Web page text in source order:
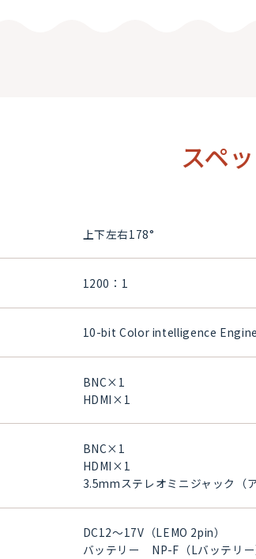
スペ
上下左右178°
1200：1
10-bit Color intelligence
BNC×1
HDMI×1
BNC×1
HDMI×1
3.5mmステレオミニジャック（
DC12～17V（LEMO 2pin）
バッテリー NP-F（Lバッテリ